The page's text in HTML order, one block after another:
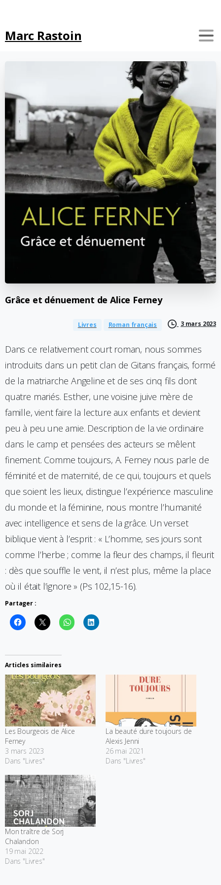
Marc Rastoin
Grâce et dénuement de Alice Ferney
Livres Roman français 3 mars 2023
Dans ce relativement court roman, nous sommes
introduits dans un petit clan de Gitans français, formé
de la matriarche Angeline et de ses cinq fils dont
quatre mariés. Esther, une voisine juive mère de
famille, vient faire la lecture aux enfants et devient
peu à peu une amie. Description de la vie ordinaire
dans le camp et pensées des acteurs se mêlent
finement. Comme toujours, A. Ferney nous parle de
féminité et de maternité, de ce qui, toujours et quels
que soient les lieux, distingue l’expérience masculine
du monde et la féminine, nous montre l’humanité
avec intelligence et sens de la grâce. Un verset
biblique vient à l’esprit : « L’homme, ses jours sont
comme l’herbe ; comme la fleur des champs, il fleurit
: dès que souffle le vent, il n’est plus, même la place
où il était l’ignore » (Ps 102,15-16).
Partager :
Articles similaires
Les Bourgeois de Alice
Ferney
3 mars 2023
Dans "Livres"
La beauté dure toujours de
Alexis Jenni
26 mai 2021
Dans "Livres"
Mon traître de Sorj
Chalandon
19 mai 2022
Dans "Livres"